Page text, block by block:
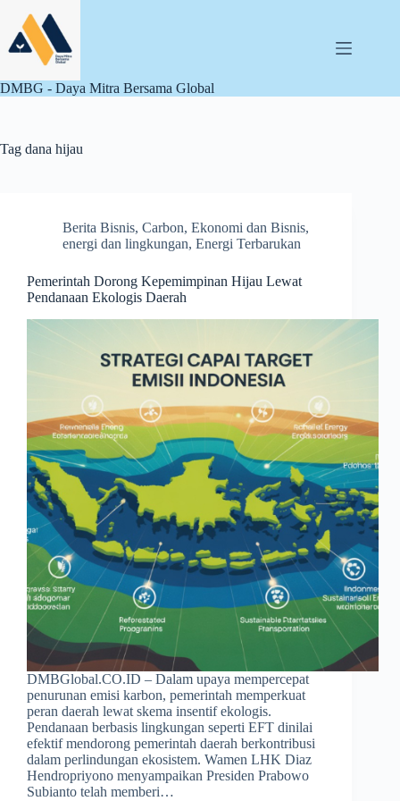
content
DMBG - Daya Mitra Bersama Global
Tag dana hijau
Berita Bisnis, Carbon, Ekonomi dan Bisnis,
energi dan lingkungan, Energi Terbarukan
Pemerintah Dorong Kepemimpinan Hijau Lewat
Pendanaan Ekologis Daerah
DMBGlobal.CO.ID – Dalam upaya mempercepat
penurunan emisi karbon, pemerintah memperkuat
peran daerah lewat skema insentif ekologis.
Pendanaan berbasis lingkungan seperti EFT dinilai
efektif mendorong pemerintah daerah berkontribusi
dalam perlindungan ekosistem. Wamen LHK Diaz
Hendropriyono menyampaikan Presiden Prabowo
Subianto telah memberi…